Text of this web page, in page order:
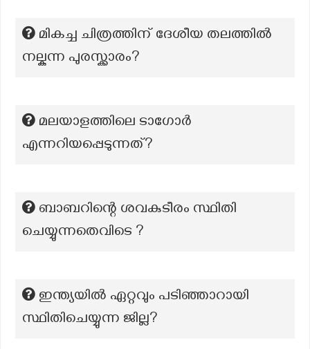
മികച്ച ചിത്രത്തിന് ദേശീയ തലത്തിൽ
നല്കുന്ന പുരസ്ക്കാരം?
മലയാളത്തിലെ ടാഗോര്‍
എന്നറിയപ്പെടുന്നത്?
ബാബറിന്റെ ശവകുടീരം സ്ഥിതി
ചെയ്യുന്നതെവിടെ ?
ഇന്ത്യയിൽ ഏറ്റവും പടിഞ്ഞാറായി
സ്ഥിതിചെയ്യുന്ന ജില്ല?